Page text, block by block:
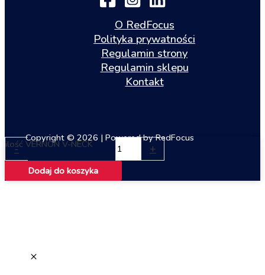
O RedFocus
Polityka prywatności
Regulamin strony
Regulamin sklepu
Kontakt
Copyright © 2026 | Powered by RedFocus
-
ilość VERNON V-NECK +
Dodaj do koszyka